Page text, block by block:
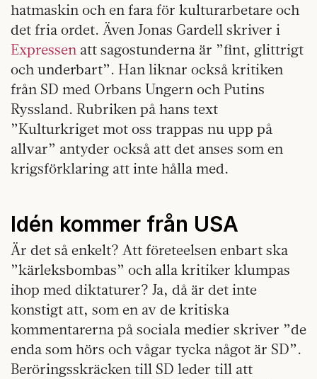
hatmaskin och en fara för kulturarbetare och
det fria ordet. Även Jonas Gardell skriver i
Expressenatt sagostunderna är ”fint, glittrigt
och underbart”. Han liknar också kritiken
från SD med Orbans Ungern och Putins
Ryssland. Rubriken på hans text
”Kulturkriget mot oss trappas nu upp på
allvar” antyder också att det anses som en
krigsförklaring att inte hålla med.
Idén kommer från USA
Är det så enkelt? Att företeelsen enbart ska
”kärleksbombas” och alla kritiker klumpas
ihop med diktaturer? Ja, då är det inte
konstigt att, som en av de kritiska
kommentarerna på sociala medier skriver ”de
enda som hörs och vågar tycka något är SD”.
Beröringsskräcken till SD leder till att